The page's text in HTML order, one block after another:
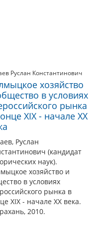
Руслан Константинович
хозяйство
в условиях
рынка
XIX - начале XX
Руслан
(кандидат
наук).
хозяйство и
в условиях
рынка в
XIX - начале XX века.
2010.